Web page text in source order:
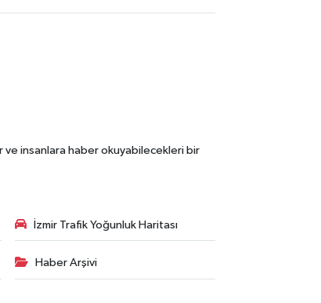
ve insanlara haber okuyabilecekleri bir
İzmir Trafik Yoğunluk Haritası
Haber Arşivi